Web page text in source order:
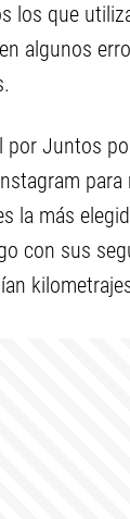
los que
algunos
por Juntos
la más
con sus